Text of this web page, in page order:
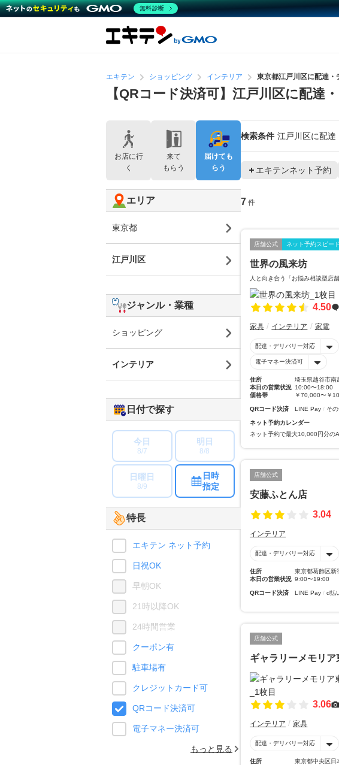
エキテン ショッピング インテリア 東京都江戸川区に配達
【QRコード決済可】江戸川区に配
検索条件 江戸川区に配達
エキテンネット予約
7 件
店舗公式 ネット予約スピー
世界の風来坊
人と向き合う「お悩み相談型店
4.50
家具 インテリア 家電
配達・デリバリー対応
電子マネー決済可
住所
埼玉県越谷市南
本日の営業状況 10:00〜18:00
価格帯
￥70,000〜￥
QRコード決済 LINE Pay そ
ネット予約カレンダー
ネット予約で最大10,000円分の
店舗公式
安藤ふとん店
3.04
インテリア
配達・デリバリー対応
住所
東京都葛飾区新
本日の営業状況 9:00〜19:00
QRコード決済 LINE Pay d払
店舗公式
ギャラリーメモリア
3.06
インテリア 家具
配達・デリバリー対応
住所
東京都中央区日
お店に行
く
来て
もらう
届けても
らう
エリア
東京都
江戸川区
ジャンル・業種
ショッピング
インテリア
日付で探す
今日
8/7
明日
8/8
日曜日
8/9
日時
指定
特長
エキテン ネット予約
日祝OK
早朝OK
21時以降OK
24時間営業
クーポン有
駐車場有
クレジットカード可
QRコード決済可
電子マネー決済可
もっと見る
無料診断